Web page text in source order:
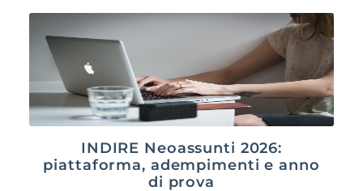
INDIRE Neoassunti 2026:
piattaforma, adempimenti e anno
di prova